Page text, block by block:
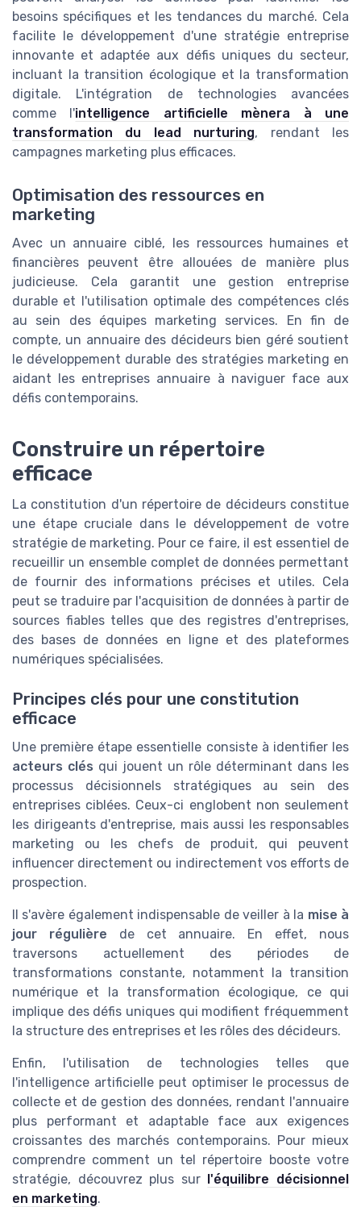
besoins spécifiques et les tendances du marché. Cela
facilite le développement d'une stratégie entreprise
innovante et adaptée aux défis uniques du secteur,
incluant la transition écologique et la transformation
digitale. L'intégration de technologies avancées
comme l'intelligence artificielle mènera à une
transformation du lead nurturing, rendant les
campagnes marketing plus efficaces.
Optimisation des ressources en
marketing
Avec un annuaire ciblé, les ressources humaines et
financières peuvent être allouées de manière plus
judicieuse. Cela garantit une gestion entreprise
durable et l'utilisation optimale des compétences clés
au sein des équipes marketing services. En fin de
compte, un annuaire des décideurs bien géré soutient
le développement durable des stratégies marketing en
aidant les entreprises annuaire à naviguer face aux
défis contemporains.
Construire un répertoire
efficace
La constitution d'un répertoire de décideurs constitue
une étape cruciale dans le développement de votre
stratégie de marketing. Pour ce faire, il est essentiel de
recueillir un ensemble complet de données permettant
de fournir des informations précises et utiles. Cela
peut se traduire par l'acquisition de données à partir de
sources fiables telles que des registres d'entreprises,
des bases de données en ligne et des plateformes
numériques spécialisées.
Principes clés pour une constitution
efficace
Une première étape essentielle consiste à identifier les
acteurs clés qui jouent un rôle déterminant dans les
processus décisionnels stratégiques au sein des
entreprises ciblées. Ceux-ci englobent non seulement
les dirigeants d'entreprise, mais aussi les responsables
marketing ou les chefs de produit, qui peuvent
influencer directement ou indirectement vos efforts de
prospection.
Il s'avère également indispensable de veiller à la mise à
jour régulière de cet annuaire. En effet, nous
traversons actuellement des périodes de
transformations constante, notamment la transition
numérique et la transformation écologique, ce qui
implique des défis uniques qui modifient fréquemment
la structure des entreprises et les rôles des décideurs.
Enfin, l'utilisation de technologies telles que
l'intelligence artificielle peut optimiser le processus de
collecte et de gestion des données, rendant l'annuaire
plus performant et adaptable face aux exigences
croissantes des marchés contemporains. Pour mieux
comprendre comment un tel répertoire booste votre
stratégie, découvrez plus sur l'équilibre décisionnel
en marketing.